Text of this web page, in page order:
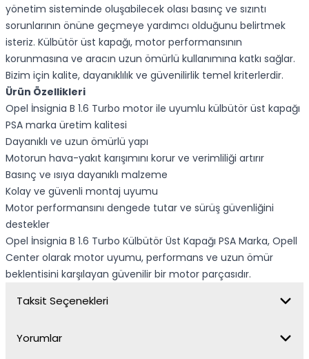
yönetim sisteminde oluşabilecek olası basınç ve sızıntı
sorunlarının önüne geçmeye yardımcı olduğunu belirtmek
isteriz. Külbütör üst kapağı, motor performansının
korunmasına ve aracın uzun ömürlü kullanımına katkı sağlar.
Bizim için kalite, dayanıklılık ve güvenilirlik temel kriterlerdir.
Ürün Özellikleri
Opel İnsignia B 1.6 Turbo motor ile uyumlu külbütör üst kapağı
PSA marka üretim kalitesi
Dayanıklı ve uzun ömürlü yapı
Motorun hava-yakıt karışımını korur ve verimliliği artırır
Basınç ve ısıya dayanıklı malzeme
Kolay ve güvenli montaj uyumu
Motor performansını dengede tutar ve sürüş güvenliğini
destekler
Opel İnsignia B 1.6 Turbo Külbütör Üst Kapağı PSA Marka, Opell
Center olarak motor uyumu, performans ve uzun ömür
beklentisini karşılayan güvenilir bir motor parçasıdır.
Taksit Seçenekleri
Yorumlar